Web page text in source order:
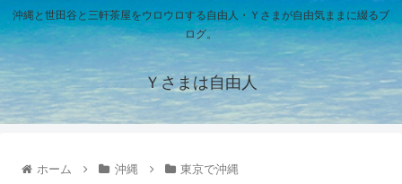
沖縄と世田谷と三軒茶屋をウロウロする自由人・Ｙさまが自由気ままに綴るブ
ログ。
Ｙさまは自由人
ホーム 沖縄 東京で沖縄